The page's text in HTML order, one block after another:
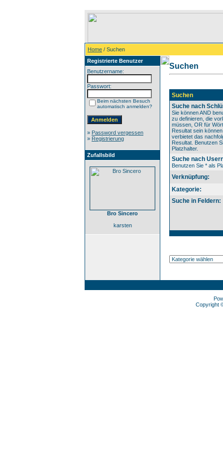
Home / Suchen
Registrierte Benutzer
Benutzername:
Passwort:
Beim nächsten Besuch
automatisch anmelden?
» Password vergessen
» Registrierung
Zufallsbild
Bro Sincero
karsten
Suchen
Suchen
Suche nach
Sie können AND
zu definieren, die
müssen, OR für
Resultat sein
verbietet das
Resultat. Benutzen
Platzhalter.
Suche nach
Benutzen Sie * als
Verknüpfung:
Kategorie:
Suche in Feldern:
Copyright